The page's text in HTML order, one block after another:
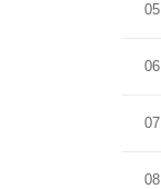
05
06
07
08